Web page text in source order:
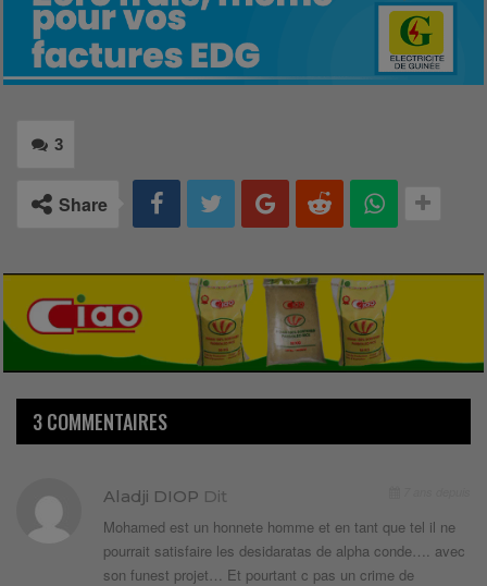
3
Share
3 COMMENTAIRES
Aladji DIOP Dit
Mohamed est un honnete homme et en tant que tel il ne
pourrait satisfaire les desidaratas de alpha conde…. avec
son funest projet… Et pourtant c pas un crime de